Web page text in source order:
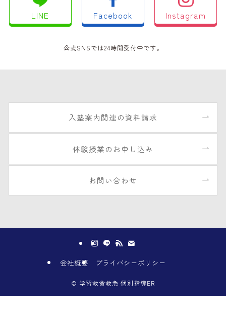
LINE Facebook Instagram
公式SNSでは24時間受付中です。
入塾案内関連の資料請求
体験授業のお申し込み
お問い合わせ
会社概要 プライバシーポリシー
© 学習救命救急 個別指導ER